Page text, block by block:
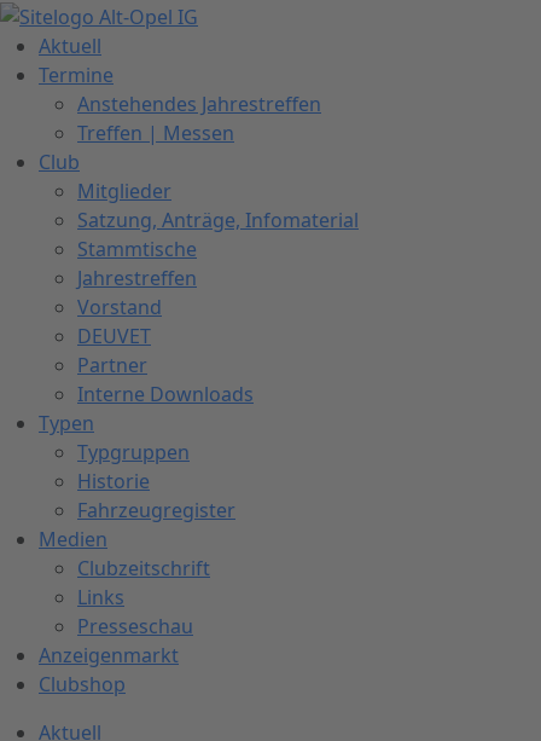
Zum
Inhalt
springen
Aktuell
Termine
Anstehendes Jahrestreffen
Treffen | Messen
Club
Mitglieder
Satzung, Anträge, Infomaterial
Stammtische
Jahrestreffen
Vorstand
DEUVET
Partner
Interne Downloads
Typen
Typgruppen
Historie
Fahrzeugregister
Medien
Clubzeitschrift
Links
Presseschau
Anzeigenmarkt
Clubshop
Aktuell